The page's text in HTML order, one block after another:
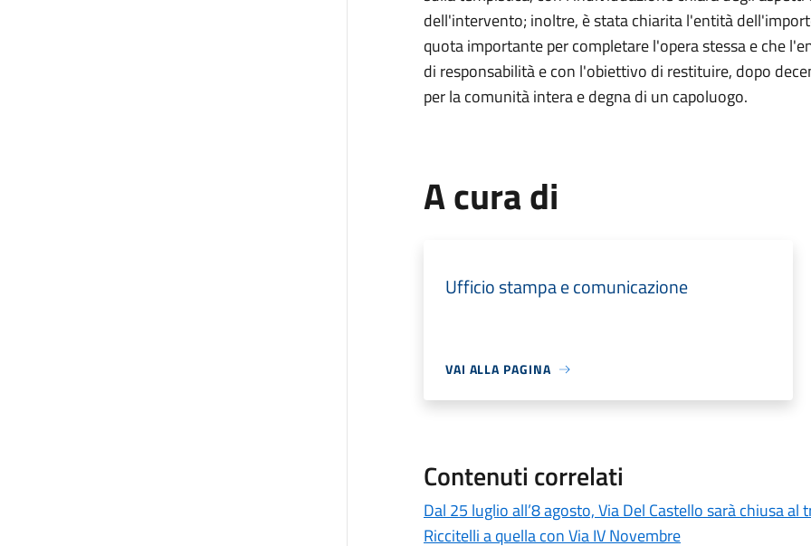
dell'intervento; inoltre, è stata chiarita l'entità
quota importante per completare l'opera stessa e che
di responsabilità e con l'obiettivo di restituire, dopo
per la comunità intera e degna di un capoluogo.
A cura di
Ufficio stampa e comunicazione
VAI ALLA PAGINA
Contenuti correlati
Dal 25 luglio all’8 agosto, Via Del Castello sarà chiusa
Riccitelli a quella con Via IV Novembre